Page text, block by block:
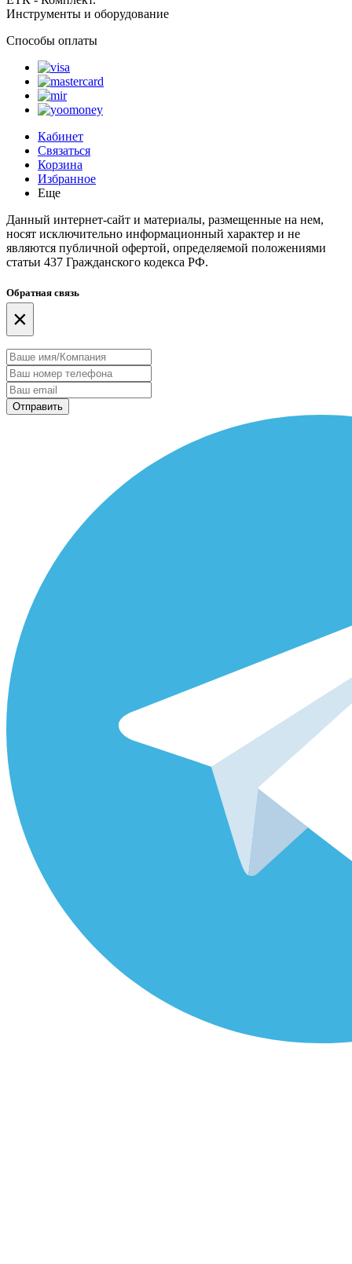
Инструменты и оборудование
Способы оплаты
Кабинет
Связаться
Корзина
Избранное
Еще
Данный интернет-сайт и материалы, размещенные на нем,
носят исключительно информационный характер и не
являются публичной офертой, определяемой положениями
статьи 437 Гражданского кодекса РФ.
Обратная связь
×
Отправить